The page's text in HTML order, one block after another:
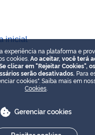
inicial
experiência na plataforma e
cookies. Ao aceitar, você terá
clicar em "Rejeitar Cookies",
serão desativados. Para
cookies". Saiba mais em
Cookies
Gerenciar cookies